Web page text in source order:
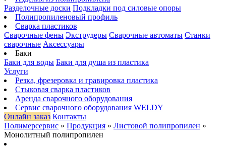
Разделочные доски Подкладки под силовые опоры
Полипропиленовый профиль
Сварка пластиков
Сварочные фены Экструдеры Сварочные автоматы Станки
сварочные Аксессуары
Баки
Баки для воды Баки для душа из пластика
Услуги
Резка, фрезеровка и гравировка пластика
Стыковая сварка пластиков
Аренда сварочного оборудования
Сервис сварочного оборудования WELDY
Онлайн заказ Контакты
Полимерсервис » Продукция » Листовой полипропилен »
Монолитный полипропилен